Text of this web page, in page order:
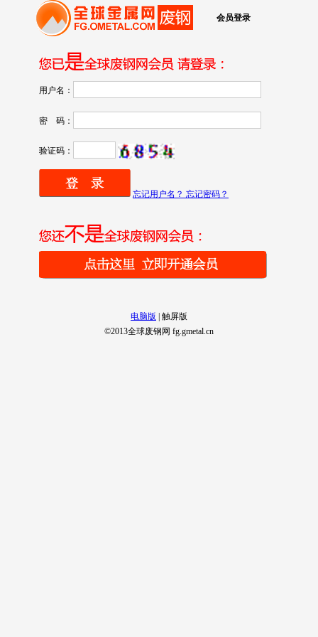
会员登录
用户名：
密 码：
验证码：
忘记用户名？ 忘记密码？
电脑版
触屏版
©2013全球废钢网 fg.gmetal.cn